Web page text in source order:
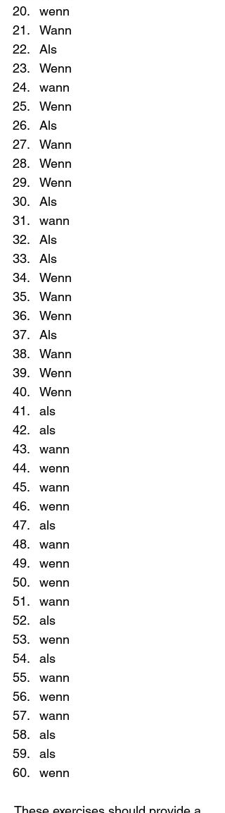
wenn
Wann
Als
Wenn
wann
Wenn
Als
Wann
Wenn
Wenn
Als
wann
Als
Als
Wenn
Wann
Wenn
Als
Wann
Wenn
Wenn
als
als
wann
wenn
wann
wenn
als
wann
wenn
wenn
wann
als
wenn
als
wann
wenn
wann
als
als
wenn